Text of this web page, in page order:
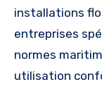
installations
entreprises
normes
utilisation